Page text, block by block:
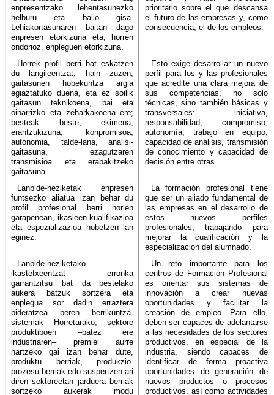
enpresentzako lehentasunezko
helburu eta balio gisa.
Lehiakortasunaren baitan dago
enpresen etorkizuna eta, horren
ondorioz, enpleguen etorkizuna.
prioritario sobre el que descansa
el futuro de las empresas y, como
consecuencia, el de los empleos.
Horrek profil berri bat eskatzen
du langileentzat; hain zuzen,
gaitasunen hobekuntza argia
egiaztatuko duena, eta ez soilik
gaitasun teknikoena, bai eta
oinarrizko eta zeharkakoena ere;
besteak beste, ekimena,
erantzukizuna, konpromisoa,
autonomia, talde-lana, analisi-
gaitasuna, ezagutzaren
transmisioa eta erabakitzeko
gaitasuna.
Esto exige desarrollar un nuevo
perfil para los y las profesionales
que acredite una clara mejora de
sus competencias, no solo
técnicas, sino también básicas y
transversales: iniciativa,
responsabilidad, compromiso,
autonomía, trabajo en equipo,
capacidad de análisis, transmisión
de conocimiento y capacidad de
decisión entre otras.
Lanbide-heziketak enpresen
funtsezko aliatua izan behar du
profil profesional berri horien
garapenean, ikasleen kualifikazioa
eta espezializazioa hobetzen lan
eginez.
La formación profesional tiene
que ser un aliado fundamental de
las empresas en el desarrollo de
estos nuevos perfiles
profesionales, trabajando para
mejorar la cualificación y la
especialización del alumnado.
Lanbide-heziketako
ikastetxeentzat erronka
garrantzitsu bat da bestelako
aukera batzuk sortzera eta
enplegua sor dadin erraztera
bideratzea beren berrikuntza-
sistemak Horretarako, sektore
produktiboen –batez ere
industriaren– premiei aurre
hartzeko gai izan behar dute,
produktu berriak, produkzio-
prozesu berriak edo suspertzen ari
diren sektoreetan jarduera berriak
sortzeko aukerak modu
Un reto importante para los
centros de Formación Profesional
es orientar sus sistemas de
innovación a crear nuevas
oportunidades y facilitar la
creación de empleo. Para ello,
deben ser capaces de adelantarse
a las necesidades de los sectores
productivos, en especial de la
industria, siendo capaces de
identificar de forma proactiva
oportunidades de generación de
nuevos productos o procesos
productivos, así como actividades